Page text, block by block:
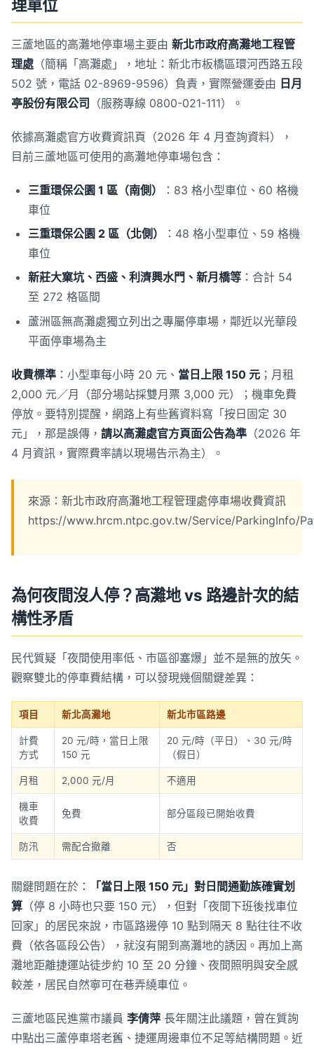
理單位
三蘆地區的高灘地停車場主要由 新北市政府高灘地工程管
理處 （簡稱「高灘處」，地址：新北市板橋區環河西路五段
502 號，電話 02-8969-9596）負責，實際營運委由 日月
亭股份有限公司 （服務專線 0800-021-111）。
依據高灘處官方收費資訊頁（2026 年 4 月查詢資料），
目前三蘆地區可使用的高灘地停車場包含：
三重環保公園 1 區（南側）
：83 格小型車位、60 格機
車位
三重環保公園 2 區（北側）
：48 格小型車位、59 格機
車位
新莊大窠坑、西盛、利濟興水門、新月橋等 ：合計 54
至 272 格區間
蘆洲區無高灘處獨立列出之專屬停車場，鄰近以光華段
平面停車場為主
收費標準 ：小型車每小時 20 元、 當日上限 150 元 ；月租
2,000 元／月（部分場站採雙月票 3,000 元）；機車免費
停放。要特別提醒，網路上有些舊資料寫「按日固定 30
元」，那是誤傳， 請以高灘處官方頁面公告為準 （2026 年
4 月資訊，實際費率請以現場告示為主）。
來源：新北市政府高灘地工程管理處停車場收費資訊
https://www.hrcm.ntpc.gov.tw/Service/ParkingInfo/
為何夜間沒人停？高灘地 vs 路邊計次的結
構性矛盾
民代質疑「夜間使用率低、市區卻塞爆」並不是無的放矢。
觀察雙北的停車費結構，可以發現幾個關鍵差異：
項目 新北高灘地 新北市區路邊
計費
方式
20 元/時，當日上限
150 元
20 元/時（平日）、30 元/時
（假日）
月租 2,000 元/月 不適用
機車
收費
免費 部分區段已開始收費
防汛 需配合撤離 否
關鍵問題在於：
「當日上限 150 元」對日間通勤族確實划
算 （停 8 小時也只要 150 元），但對「夜間下班後找車位
回家」的居民來說，市區路邊停 10 點到隔天 8 點往往不收
費（依各區段公告），就沒有開到高灘地的誘因。再加上高
灘地距離捷運站徒步約 10 至 20 分鐘、夜間照明與安全感
較差，居民自然寧可在巷弄繞車位。
三蘆地區民進黨市議員 李倩萍 長年關注此議題，曾在質詢
中點出三蘆停車塔老舊、捷運周邊車位不足等結構問題。近